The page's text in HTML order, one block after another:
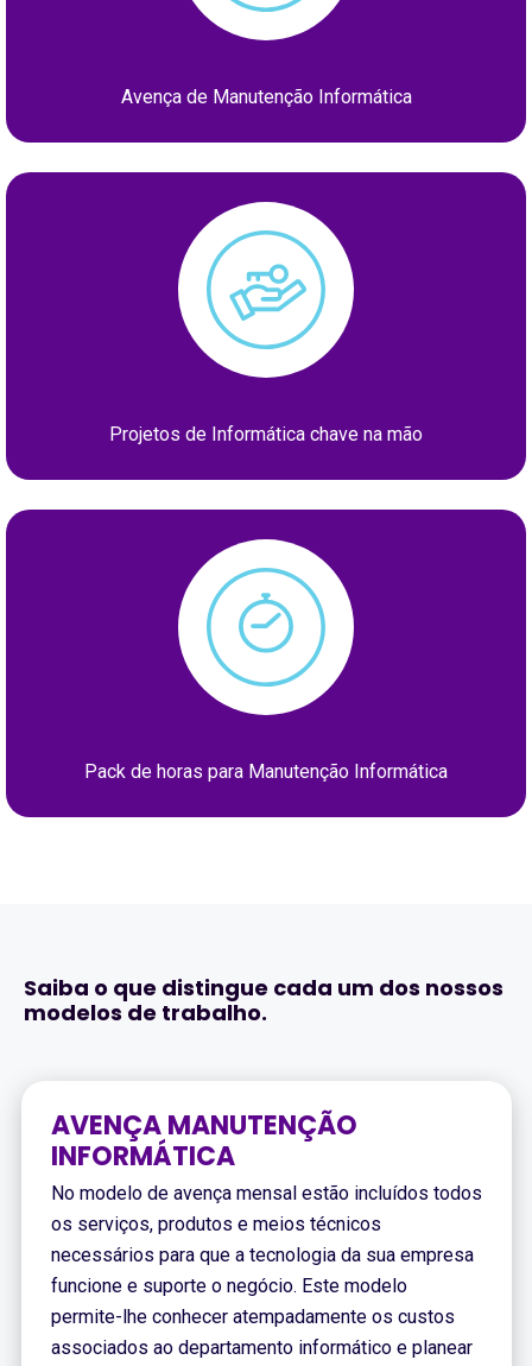
Avença de Manutenção Informática
Projetos de Informática chave na mão
Pack de horas para Manutenção Informática
Saiba o que distingue cada um dos nossos
modelos de trabalho.
AVENÇA MANUTENÇÃO
INFORMÁTICA
No modelo de avença mensal estão incluídos todos
os serviços, produtos e meios técnicos
necessários para que a tecnologia da sua empresa
funcione e suporte o negócio. Este modelo
permite-lhe conhecer atempadamente os custos
associados ao departamento informático e planear